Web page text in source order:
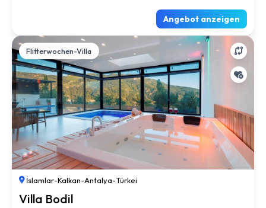
Angebot anzeigen
Flitterwochen-Villa
İslamlar-Kalkan-Antalya-Türkei
Villa Bodil